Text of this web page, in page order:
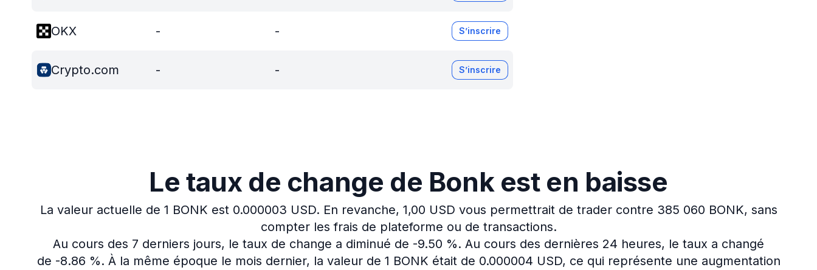
OKX - - S’inscrire
Crypto.com - - S’inscrire
Le taux de change de Bonk est en baisse
La valeur actuelle de 1 BONK est 0.000003 USD. En revanche, 1,00 USD vous permettrait de trader contre 385 060 BONK, sans
compter les frais de plateforme ou de transactions.
Au cours des 7 derniers jours, le taux de change a diminué de -9.50 %. Au cours des dernières 24 heures, le taux a changé
de -8.86 %. À la même époque le mois dernier, la valeur de 1 BONK était de 0.000004 USD, ce qui représente une augmentation